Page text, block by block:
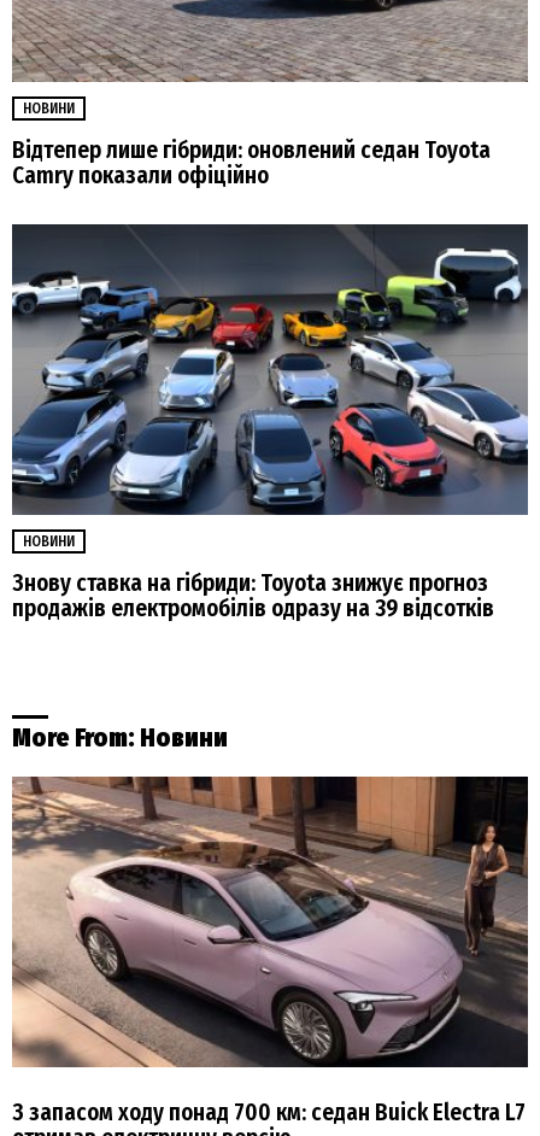
НОВИНИ
Відтепер лише гібриди: оновлений седан Toyota
Camry показали офіційно
НОВИНИ
Знову ставка на гібриди: Toyota знижує прогноз
продажів електромобілів одразу на 39 відсотків
More From: Новини
З запасом ходу понад 700 км: седан Buick Electra L7